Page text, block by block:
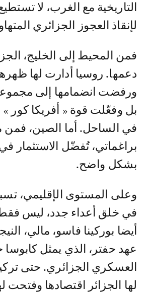
التاريخية مع الغرب، لا
لإنقاذ العجوز الجزائري
فمن المحيط إلى الخليج،
دعمها. روسيا أدارت لها
ورفضت انضمامها إلى
بل وفعّلت قوة « أفريكا كور
في الساحل. أما الصين،
براغماتي، تُفضّل الاستثمار
بشكل واضح.
وعلى المستوى الإقليمي،
في خلق أعداء جدد، ليس
أيضا بوركينا فاسو، مالي،
عهد حفتر، الذي يمثل كابوسا
العسكري الجزائري. حتى
لها الجزائر اقتصادها وفتحت